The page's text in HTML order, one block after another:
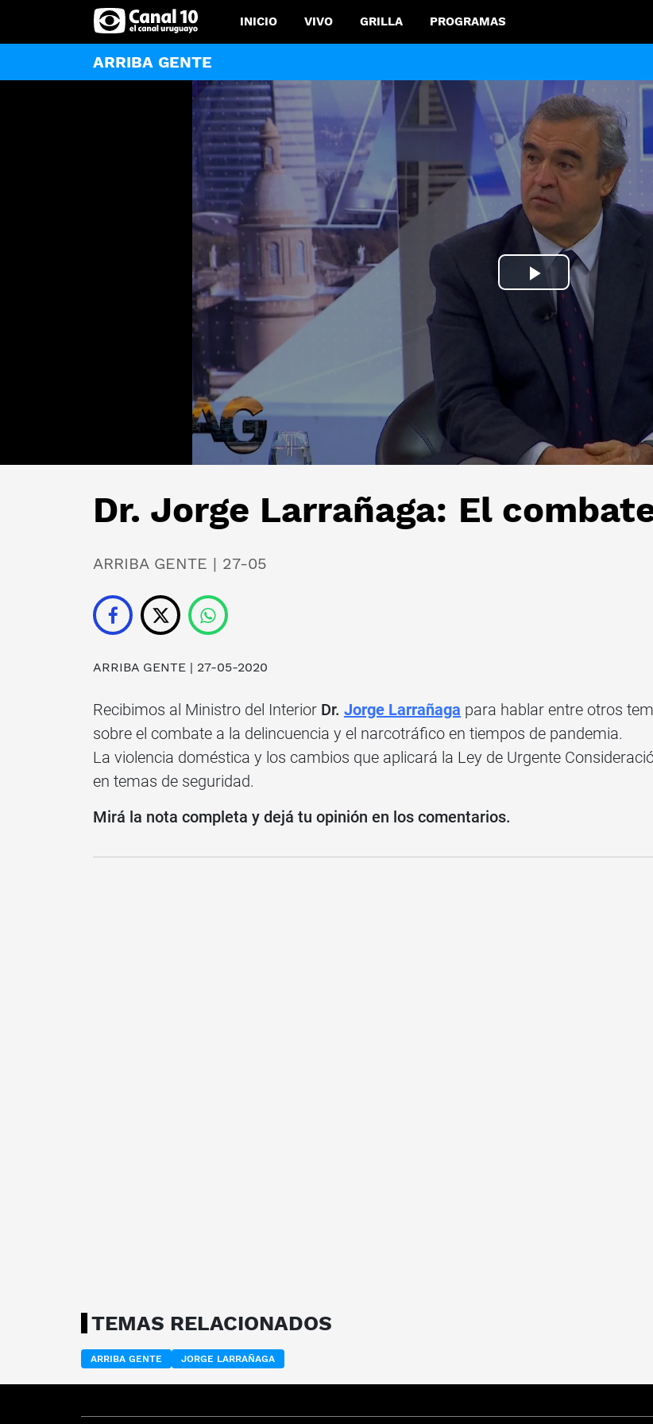
INICIO VIVO GRILLA PROGRAMAS
ARRIBA GENTE
Play
Video
Dr. Jorge Larrañaga: El
ARRIBA GENTE | 27-05
ARRIBA GENTE | 27-05-2020
Recibimos al Ministro del Interior Dr. Jorge Larrañaga para hablar entre otros
sobre el combate a la delincuencia y el narcotráfico en tiempos de pandemia.
La violencia doméstica y los cambios que aplicará la Ley de Urgente
en temas de seguridad.
Mirá la nota completa y dejá tu opinión en los comentarios.
TEMAS RELACIONADOS
ARRIBA GENTE JORGE LARRAÑAGA